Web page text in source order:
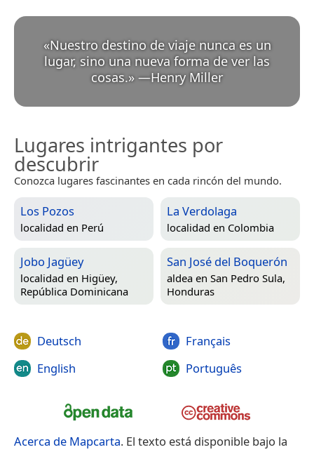
«Nuestro destino de viaje nunca es un
lugar, sino una nueva forma de ver las
cosas.» —Henry Miller
Lugares intrigantes por
descubrir
Conozca lugares fascinantes en cada rincón del mundo.
Los Pozos
localidad en Perú
La Verdolaga
localidad en Colombia
Jobo Jagüey
localidad en Higüey,
República Dominicana
San José del Boquerón
aldea en San Pedro Sula,
Honduras
Deutsch
English
Français
Português
Acerca de Mapcarta. El texto está disponible bajo la